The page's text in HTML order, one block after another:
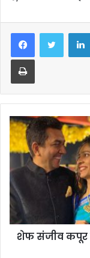
Print
शेफ संजीव कपूर